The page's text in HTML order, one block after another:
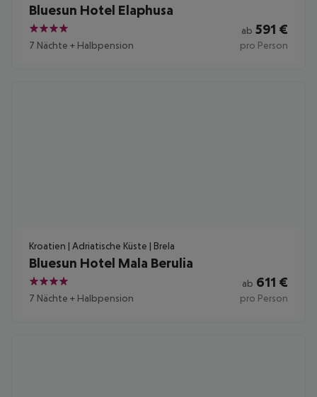
Bluesun Hotel Elaphusa
4
7 Nächte + Halbpension
ab 591 €
pro Person
Kroatien | Adriatische Küste | Brela
Bluesun Hotel Mala Berulia
4
7 Nächte + Halbpension
ab 611 €
pro Person